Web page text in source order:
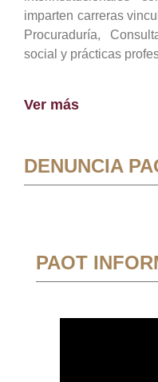
imparten carreras
Procuraduría,
social y prácticas
Ver más
DENUNCIA
PAOT